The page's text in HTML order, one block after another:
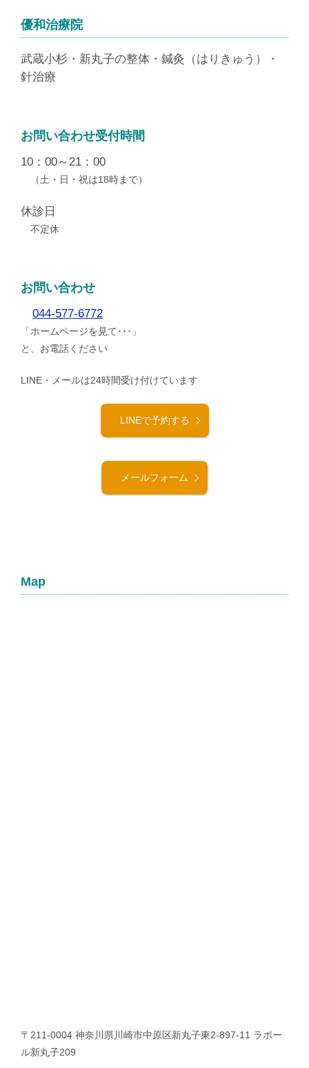
優和治療院
武蔵小杉・新丸子の整体・鍼灸（はりきゅう）・
針治療
お問い合わせ受付時間
10：00～21：00
（土・日・祝は18時まで）
休診日
不定休
お問い合わせ
044-577-6772
「ホームページを見て･･･」
と、お電話ください
LINE・メールは24時間受け付けています
LINEで予約する
メールフォーム
Map
〒211-0004 神奈川県川崎市中原区新丸子東2-897-11 ラポー
ル新丸子209